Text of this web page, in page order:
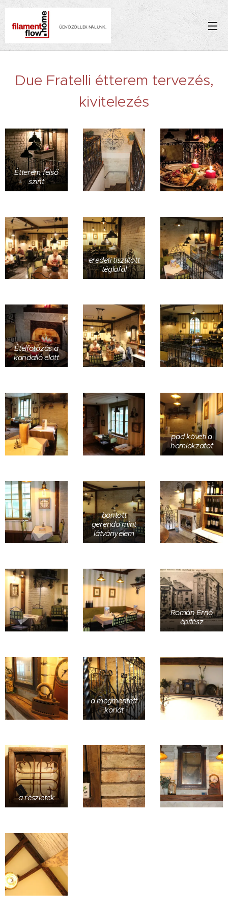
ÜDVÖZÖLLEK NÁLUNK.
Due Fratelli étterem tervezés,
kivitelezés
Étterem felső
szint
eredeti tisztitott
téglafal
Ételfotózás a
kandalló elött
pad követi a
homlokzatot
bontott
gerenda mint
látványelem
Román Ernő
építész
a megmentett
korlát
a részletek